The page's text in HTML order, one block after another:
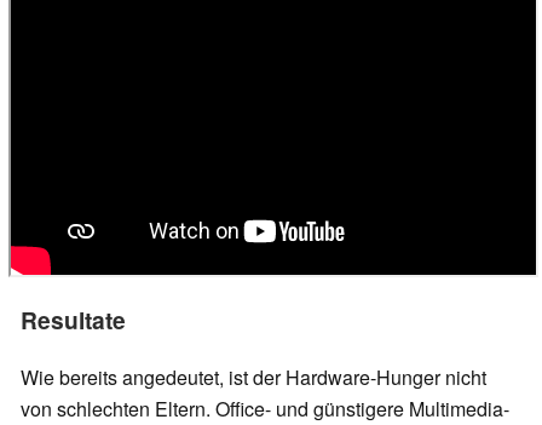
Resultate
Wie bereits angedeutet, ist der Hardware-Hunger nicht
von schlechten Eltern. Office- und günstigere Multimedia-